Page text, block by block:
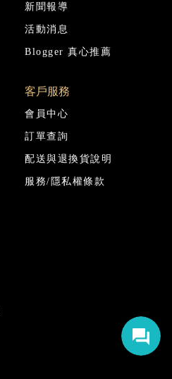
新聞報導
活動消息
Blogger 真心推薦
客戶服務
會員中心
訂單查詢
配送與退換貨說明
服務/隱私權條款